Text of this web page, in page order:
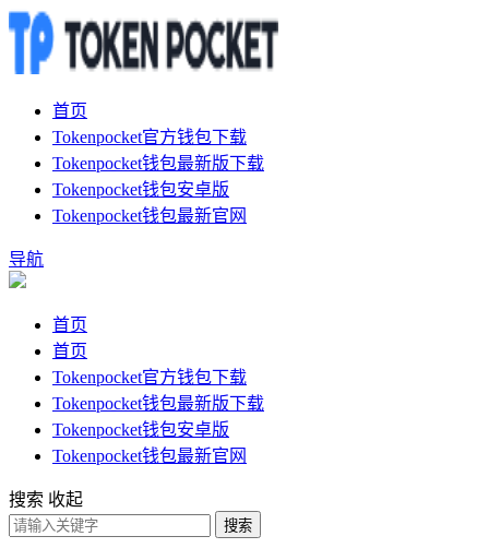
首页
Tokenpocket官方钱包下载
Tokenpocket钱包最新版下载
Tokenpocket钱包安卓版
Tokenpocket钱包最新官网
导航
首页
首页
Tokenpocket官方钱包下载
Tokenpocket钱包最新版下载
Tokenpocket钱包安卓版
Tokenpocket钱包最新官网
搜索 收起
搜索